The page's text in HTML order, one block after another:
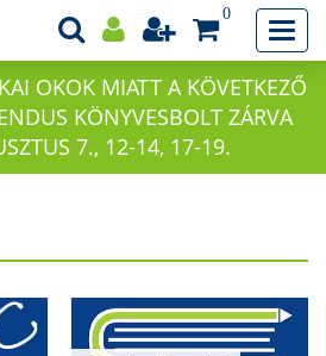
0
OKOK MIATT A KÖVETKEZŐ
KÖNYVESBOLT ZÁRVA
7., 12-14, 17-19.